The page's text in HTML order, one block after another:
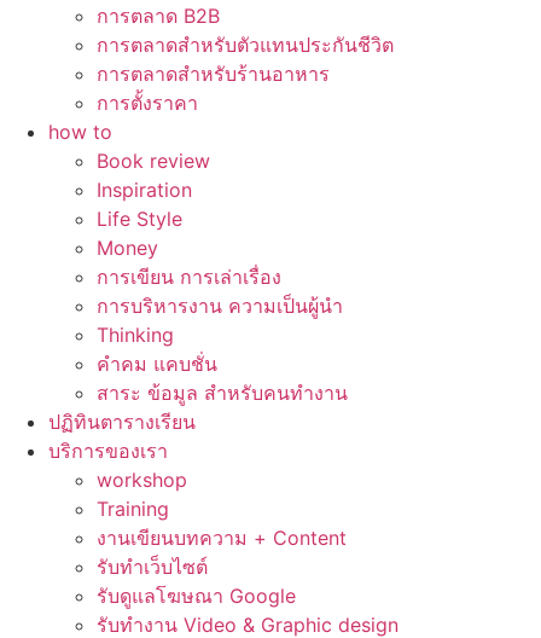
การตลาด B2B
การตลาดสำหรับตัวแทนประกันชีวิต
การตลาดสำหรับร้านอาหาร
การตั้งราคา
how to
Book review
Inspiration
Life Style
Money
การเขียน การเล่าเรื่อง
การบริหารงาน ความเป็นผู้นำ
Thinking
คำคม แคบชั่น
สาระ ข้อมูล สำหรับคนทำงาน
ปฏิทินตารางเรียน
บริการของเรา
workshop
Training
งานเขียนบทความ + Content
รับทำเว็บไซต์
รับดูแลโฆษณา Google
รับทำงาน Video & Graphic design